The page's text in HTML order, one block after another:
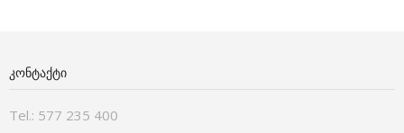
ᲙᲝᲜᲢᲐᲥᲢᲘ
Tel.: 577 235 400